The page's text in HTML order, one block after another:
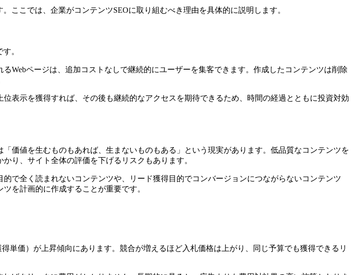
ここでは、企業がコンテンツSEOに取り組むべき理由を具体的に説明します。
。
Webページは、追加コストなしで継続的にユーザーを集客できます。作成したコンテンツは削除
表示を獲得すれば、その後も継続的なアクセスを期待できるため、時間の経過とともに投資対効
価値を生むものもあれば、生まないものもある」という現実があります。低品質なコンテンツを
り、サイト全体の評価を下げるリスクもあります。
で全く読まれないコンテンツや、リード獲得目的でコンバージョンにつながらないコンテンツ
を計画的に作成することが重要です。
単価）が上昇傾向にあります。競合が増えるほど入札価格は上がり、同じ予算でも獲得できるリ